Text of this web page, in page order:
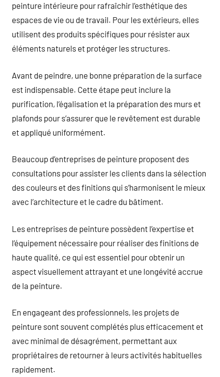
peinture intérieure pour rafraîchir l’esthétique des
espaces de vie ou de travail. Pour les extérieurs, elles
utilisent des produits spécifiques pour résister aux
éléments naturels et protéger les structures.
Avant de peindre, une bonne préparation de la surface
est indispensable. Cette étape peut inclure la
purification, l’égalisation et la préparation des murs et
plafonds pour s’assurer que le revêtement est durable
et appliqué uniformément.
Beaucoup d’entreprises de peinture proposent des
consultations pour assister les clients dans la sélection
des couleurs et des finitions qui s’harmonisent le mieux
avec l’architecture et le cadre du bâtiment.
Les entreprises de peinture possèdent l’expertise et
l’équipement nécessaire pour réaliser des finitions de
haute qualité, ce qui est essentiel pour obtenir un
aspect visuellement attrayant et une longévité accrue
de la peinture.
En engageant des professionnels, les projets de
peinture sont souvent complétés plus efficacement et
avec minimal de désagrément, permettant aux
propriétaires de retourner à leurs activités habituelles
rapidement.